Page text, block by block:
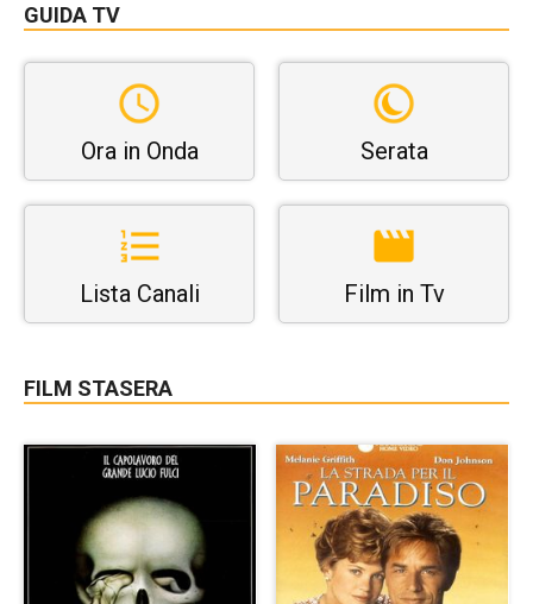
GUIDA TV
Ora in Onda Serata
Lista Canali Film in Tv
FILM STASERA